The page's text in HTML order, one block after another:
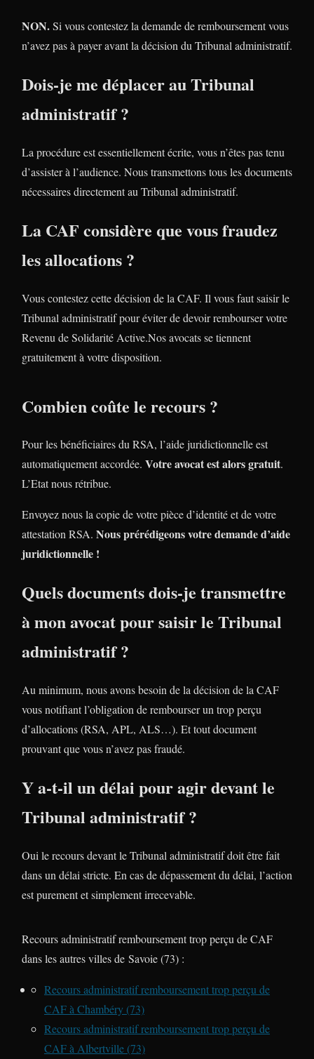
NON.Si vous contestez la demande de remboursement vous
n’avez pas à payer avant la décision du Tribunal administratif.
Dois-je me déplacer au Tribunal
administratif ?
La procédure est essentiellement écrite, vous n’êtes pas tenu
d’assister à l’audience. Nous transmettons tous les documents
nécessaires directement au Tribunal administratif.
La CAF considère que vous fraudez
les allocations ?
Vous contestez cette décision de la CAF. Il vous faut saisir le
Tribunal administratif pour éviter de devoir rembourser votre
Revenu de Solidarité Active.Nos avocats se tiennent
gratuitement à votre disposition.
Combien coûte le recours ?
Pour les bénéficiaires du RSA, l’aide juridictionnelle est
automatiquement accordée. Votre avocat est alors gratuit.
L’Etat nous rétribue.
Envoyez nous la copie de votre pièce d’identité et de votre
attestation RSA. Nous prérédigeons votre demande d’aide
juridictionnelle !
Quels documents dois-je transmettre
à mon avocat pour saisir le Tribunal
administratif ?
Au minimum, nous avons besoin de la décision de la CAF
vous notifiant l’obligation de rembourser un trop perçu
d’allocations (RSA, APL, ALS…). Et tout document
prouvant que vous n’avez pas fraudé.
Y a-t-il un délai pour agir devant le
Tribunal administratif ?
Oui le recours devant le Tribunal administratif doit être fait
dans un délai stricte. En cas de dépassement du délai, l’action
est purement et simplement irrecevable.
Recours administratif remboursement trop perçu de CAF
dans les autres villes de Savoie (73) :
Recours administratif remboursement trop perçu de
CAF à Chambéry (73)
Recours administratif remboursement trop perçu de
CAF à Albertville (73)